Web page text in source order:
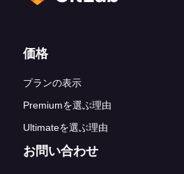
フッターリンク
価格
プランの表示
Premiumを選ぶ理由
Ultimateを選ぶ理由
お問い合わせ